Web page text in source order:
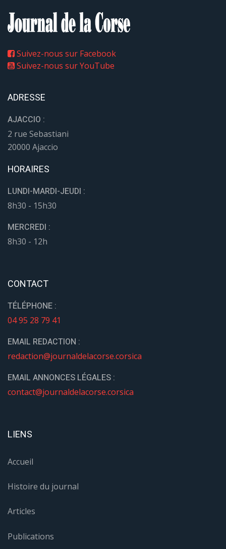
Suivez-nous sur Facebook
Suivez-nous sur YouTube
ADRESSE
AJACCIO :
2 rue Sebastiani
20000 Ajaccio
HORAIRES
LUNDI-MARDI-JEUDI :
8h30 - 15h30
MERCREDI :
8h30 - 12h
CONTACT
TÉLÉPHONE :
04 95 28 79 41
EMAIL REDACTION :
redaction@journaldelacorse.corsica
EMAIL ANNONCES LÉGALES :
contact@journaldelacorse.corsica
LIENS
Accueil
Histoire du journal
Articles
Publications